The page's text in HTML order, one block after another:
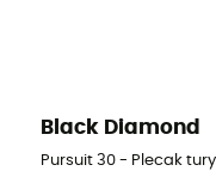
Black Diamond
Pursuit 30 - Plecak